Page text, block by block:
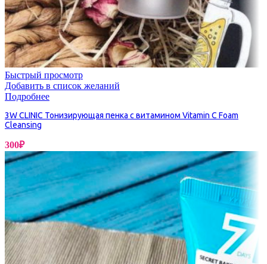
Быстрый просмотр
Добавить в список желаний
Подробнее
3W CLINIC Тонизирующая пенка с витамином Vitamin C Foam
Cleansing
300₽